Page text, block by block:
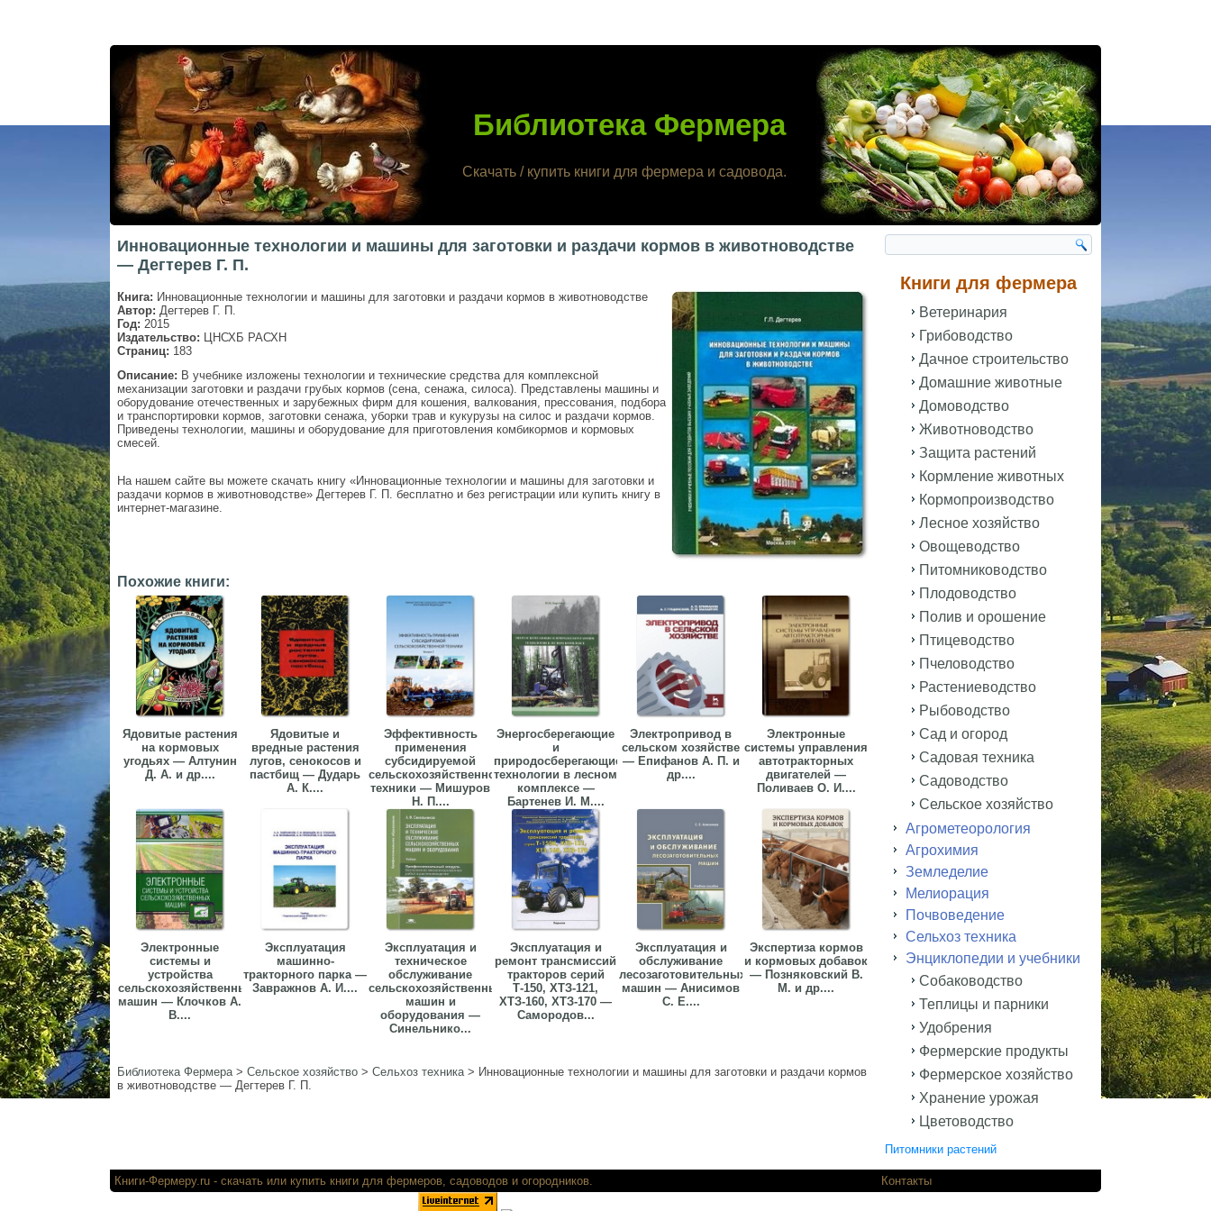
Библиотека Фермера
Скачать / купить книги для фермера и садовода.
Инновационные технологии и машины для заготовки и раздачи кормов в животноводстве
— Дегтерев Г. П.
Книга: Инновационные технологии и машины для заготовки и раздачи кормов в животноводстве
Автор: Дегтерев Г. П.
Год: 2015
Издательство: ЦНСХБ РАСХН
Страниц: 183
Описание: В учебнике изложены технологии и технические средства для комплексной
механизации заготовки и раздачи грубых кормов (сена, сенажа, силоса). Представлены машины и
оборудование отечественных и зарубежных фирм для кошения, валкования, прессования, подбора
и транспортировки кормов, заготовки сенажа, уборки трав и кукурузы на силос и раздачи кормов.
Приведены технологии, машины и оборудование для приготовления комбикормов и кормовых
смесей.
На нашем сайте вы можете скачать книгу «Инновационные технологии и машины для заготовки и
раздачи кормов в животноводстве» Дегтерев Г. П. бесплатно и без регистрации или купить книгу в
интернет-магазине.
Похожие книги:
Ядовитые растения
на кормовых
угодьях — Алтунин
Д. А. и др....
Ядовитые и
вредные растения
лугов, сенокосов и
пастбищ — Дударь
А. К....
Эффективность
применения
субсидируемой
сельскохозяйственной
техники — Мишуров
Н. П....
Энергосберегающие
и
природосберегающие
технологии в лесном
комплексе —
Бартенев И. М....
Электропривод в
сельском хозяйстве
— Епифанов А. П. и
др....
Электронные
системы управления
автотракторных
двигателей —
Поливаев О. И....
Электронные
системы и
устройства
сельскохозяйственных
машин — Клочков А.
В....
Эксплуатация
машинно-
тракторного парка —
Завражнов А. И....
Эксплуатация и
техническое
обслуживание
сельскохозяйственных
машин и
оборудования —
Синельнико...
Эксплуатация и
ремонт трансмиссий
тракторов серий
Т-150, ХТЗ-121,
ХТЗ-160, ХТЗ-170 —
Самородов...
Эксплуатация и
обслуживание
лесозаготовительных
машин — Анисимов
С. Е....
Экспертиза кормов
и кормовых добавок
— Позняковский В.
М. и др....
Библиотека Фермера> Сельское хозяйство > Сельхоз техника> Инновационные технологии и машины для заготовки и раздачи кормов
в животноводстве — Дегтерев Г. П.
Книги для фермера
Ветеринария
Грибоводство
Дачное строительство
Домашние животные
Домоводство
Животноводство
Защита растений
Кормление животных
Кормопроизводство
Лесное хозяйство
Овощеводство
Питомниководство
Плодоводство
Полив и орошение
Птицеводство
Пчеловодство
Растениеводство
Рыбоводство
Сад и огород
Садовая техника
Садоводство
Сельское хозяйство
Агрометеорология
Агрохимия
Земледелие
Мелиорация
Почвоведение
Сельхоз техника
Энциклопедии и учебники
Собаководство
Теплицы и парники
Удобрения
Фермерские продукты
Фермерское хозяйство
Хранение урожая
Цветоводство
Питомники растений
Книги-Фермеру.ru - скачать или купить книги для фермеров, садоводов и огородников. Контакты